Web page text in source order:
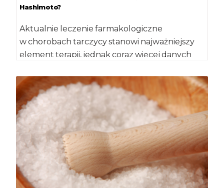
Hashimoto?
Aktualnie leczenie farmakologiczne
w chorobach tarczycy stanowi najważniejszy
element terapii, jednak coraz więcej danych
może mieć […]